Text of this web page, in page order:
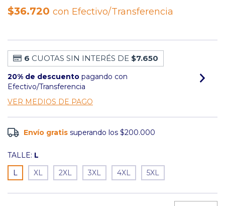
$36.720 con Efectivo/Transferencia
6 CUOTAS SIN INTERÉS DE $7.650
20% de descuento pagando con
Efectivo/Transferencia
VER MEDIOS DE PAGO
Envío gratis superando los$200.000
TALLE: L
L
XL 2XL 3XL 4XL 5XL